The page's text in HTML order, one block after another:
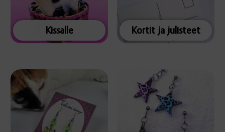
Kissalle Kortit ja julisteet